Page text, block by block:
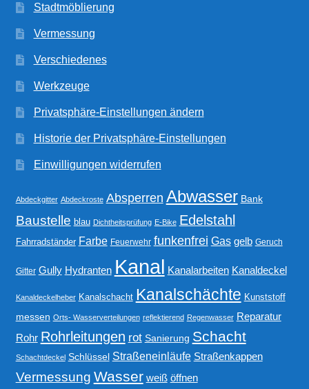
Stadtmöblierung
Vermessung
Verschiedenes
Werkzeuge
Privatsphäre-Einstellungen ändern
Historie der Privatsphäre-Einstellungen
Einwilligungen widerrufen
Abdeckgitter Abdeckroste Absperren Abwasser Bank
Baustelle blau Dichtheitsprüfung E-Bike Edelstahl
Fahrradständer Farbe Feuerwehr funkenfrei Gas gelb Geruch
Gitter Gully Hydranten Kanal Kanalarbeiten Kanaldeckel
Kanaldeckelheber Kanalschacht Kanalschächte Kunststoff
messen Orts- Wasserverteilungen reflektierend Regenwasser Reparatur
Rohr Rohrleitungen rot Sanierung Schacht
Schachtdeckel Schlüssel Straßeneinläufe Straßenkappen
Vermessung Wasser weiß öffnen